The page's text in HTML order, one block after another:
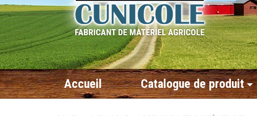
Accueil Catalogue de produit